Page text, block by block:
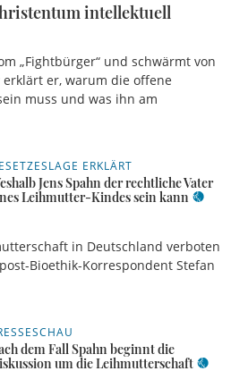
intellektuell
„Fightbürger“ und schwärmt von
er, warum die offene
muss und was ihn am
ERKLÄRT
Jens Spahn der rechtliche Vater
Leihmutter-Kindes sein kann
in Deutschland verboten
Bioethik-Korrespondent Stefan
dem Fall Spahn beginnt die
um die Leihmutterschaft